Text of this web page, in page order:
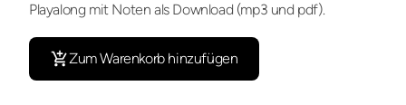
Playalong mit Noten als Download (mp3 und pdf).
Zum Warenkorb hinzufügen